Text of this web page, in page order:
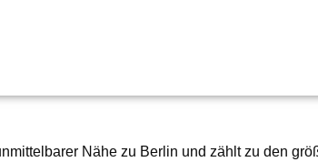
Nähe zu Berlin und zählt zu den